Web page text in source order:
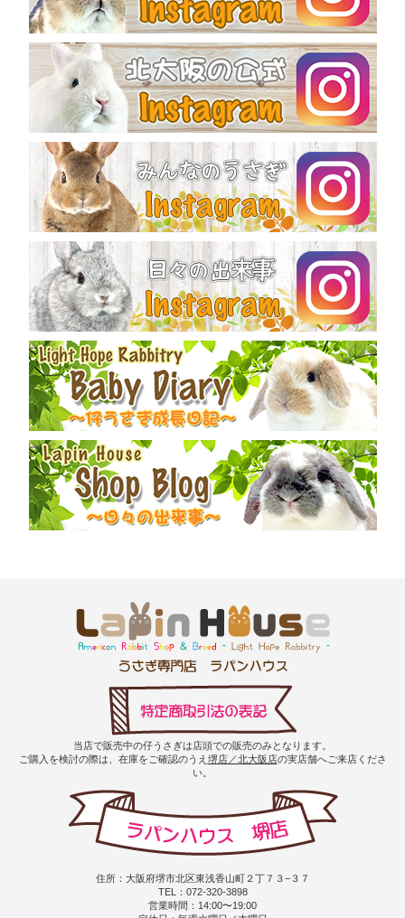
当店で販売中の仔うさぎは店頭での販売のみとなります。
ご購入を検討の際は、在庫をご確認のうえ 堺店／北大阪店の実店舗へご来店くださ
い。
住所：大阪府堺市北区東浅香山町２丁７３−３７
TEL：072-320-3898
営業時間：14:00〜19:00